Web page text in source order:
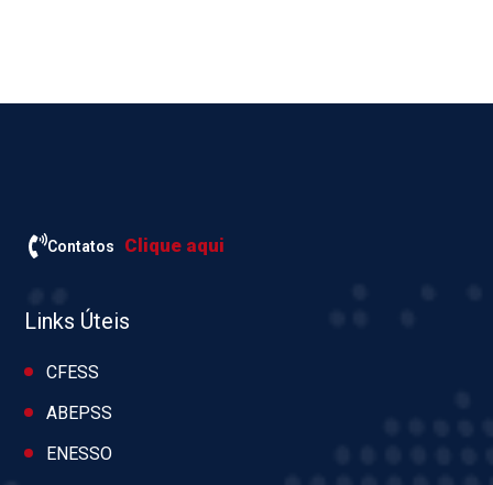
Contatos Clique aqui
Links Úteis
CFESS
ABEPSS
ENESSO